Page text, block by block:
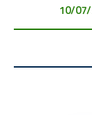
10/07/